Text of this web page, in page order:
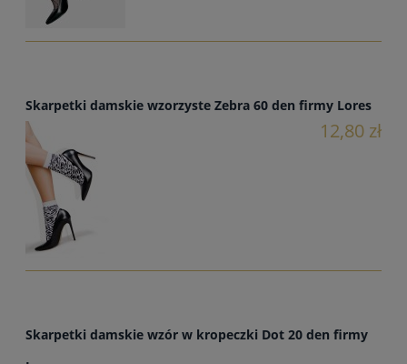
Skarpetki damskie wzorzyste Zebra 60 den firmy Lores
12,80 zł
Skarpetki damskie wzór w kropeczki Dot 20 den firmy